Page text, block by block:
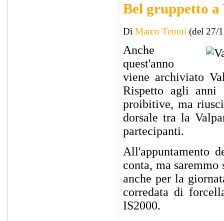
Bel gruppetto
Di Marco Tenuti (del 27/
Anche
quest'anno
viene archiviato
Rispetto agli anni
proibitive, ma
dorsale tra la
partecipanti.
All'appuntamento
conta, ma
anche per la
corredata di
IS2000.